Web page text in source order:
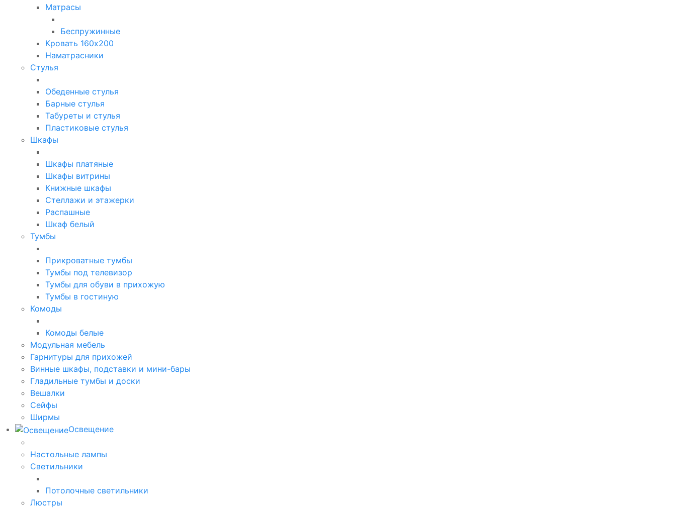
Матрасы
Беспружинные
Кровать 160х200
Наматрасники
Стулья
Обеденные стулья
Барные стулья
Табуреты и стулья
Пластиковые стулья
Шкафы
Шкафы платяные
Шкафы витрины
Книжные шкафы
Стеллажи и этажерки
Распашные
Шкаф белый
Тумбы
Прикроватные тумбы
Тумбы под телевизор
Тумбы для обуви в прихожую
Тумбы в гостиную
Комоды
Комоды белые
Модульная мебель
Гарнитуры для прихожей
Винные шкафы, подставки и мини-бары
Гладильные тумбы и доски
Вешалки
Сейфы
Ширмы
Освещение
Настольные лампы
Светильники
Потолочные светильники
Люстры